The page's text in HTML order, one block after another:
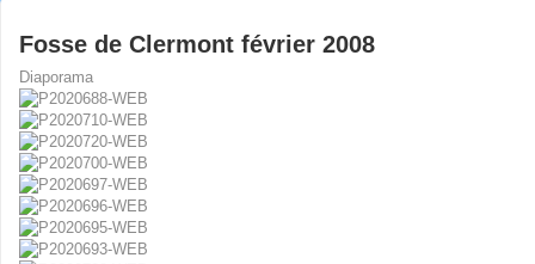
Fosse de Clermont février 2008
Diaporama